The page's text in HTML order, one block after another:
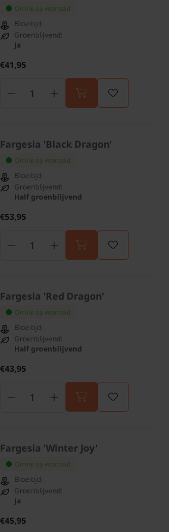
Online op voorraad
Bloeitijd:
Groenblijvend:
Ja
€41,95
Fargesia 'Black Dragon'
Online op voorraad
Bloeitijd:
Groenblijvend:
Half groenblijvend
€53,95
Fargesia 'Red Dragon'
Online op voorraad
Bloeitijd:
Groenblijvend:
Half groenblijvend
€43,95
Fargesia 'Winter Joy'
Online op voorraad
Bloeitijd:
Groenblijvend:
Ja
€45,95